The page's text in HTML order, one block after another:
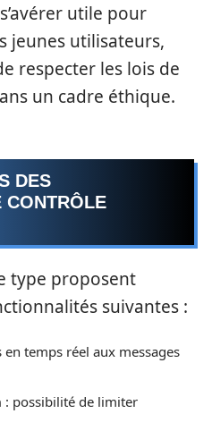
utile pour
jeunes utilisateurs,
respecter les lois de
un cadre éthique.
DES
CONTRÔLE
type proposent
suivantes :
en temps réel aux messages
: possibilité de limiter